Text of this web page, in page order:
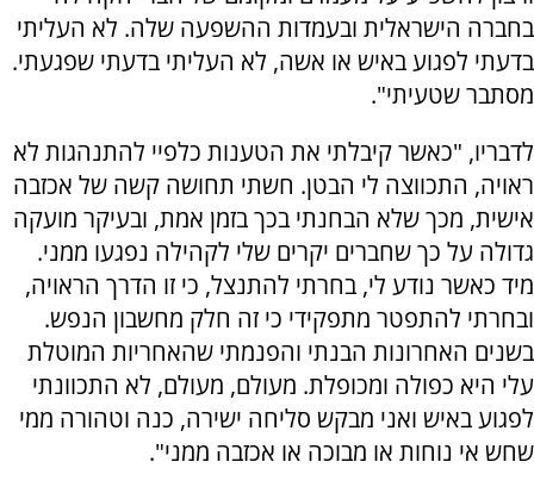
בחברה הישראלית ובעמדות ההשפעה שלה. לא העליתי
בדעתי לפגוע באיש או אשה, לא העליתי בדעתי שפגעתי.
מסתבר שטעיתי".
לדבריו, "כאשר קיבלתי את הטענות כלפיי להתנהגות לא
ראויה, התכווצה לי הבטן. חשתי תחושה קשה של אכזבה
אישית, מכך שלא הבחנתי בכך בזמן אמת, ובעיקר מועקה
גדולה על כך שחברים יקרים שלי לקהילה נפגעו ממני.
מיד כאשר נודע לי, בחרתי להתנצל, כי זו הדרך הראויה,
ובחרתי להתפטר מתפקידי כי זה חלק מחשבון הנפש.
בשנים האחרונות הבנתי והפנמתי שהאחריות המוטלת
עלי היא כפולה ומכופלת. מעולם, מעולם, לא התכוונתי
לפגוע באיש ואני מבקש סליחה ישירה, כנה וטהורה ממי
שחש אי נוחות או מבוכה או אכזבה ממני".